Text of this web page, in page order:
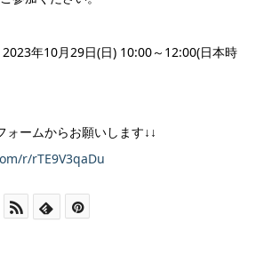
年10月29日(日) 10:00～12:00(日本時
ームからお願いします↓↓
r/rTE9V3qaDu